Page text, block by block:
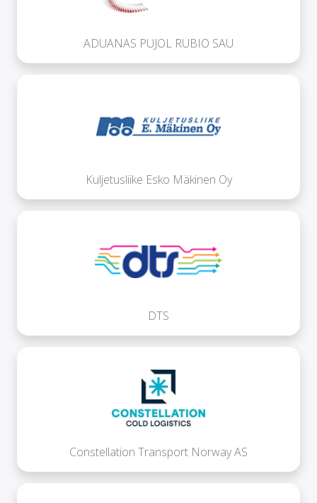
ADUANAS PUJOL RUBIO SAU
Kuljetusliike Esko Mäkinen Oy
DTS
Constellation Transport Norway AS